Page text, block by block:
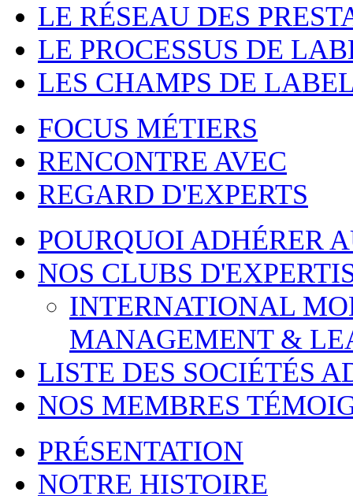
LE RÉSEAU DES
LE PROCESSUS DE
LES CHAMPS DE
FOCUS MÉTIERS
RENCONTRE AVEC
REGARD D'EXPERTS
POURQUOI ADHÉRER
NOS CLUBS
INTERNATIONAL
MANAGEMENT &
LISTE DES SOCIÉTÉS
NOS MEMBRES
PRÉSENTATION
NOTRE HISTOIRE